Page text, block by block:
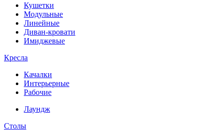
Кушетки
Модульные
Линейные
Диван-кровати
Имиджевые
Кресла
Качалки
Интерьерные
Рабочие
Лаундж
Столы